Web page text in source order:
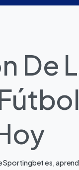
De
es,